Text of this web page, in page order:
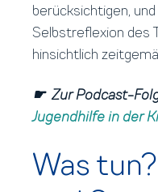
berücksichtigen,
Selbstreflexion des
hinsichtlich
☛ Zur Podcast-
Jugendhilfe in der
Was